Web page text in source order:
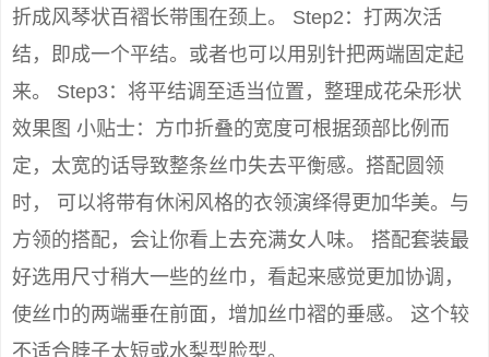
折成风琴状百褶长带围在颈上。 Step2：打两次活
结，即成一个平结。或者也可以用别针把两端固定起
来。 Step3：将平结调至适当位置，整理成花朵形状
效果图 小贴士：方巾折叠的宽度可根据颈部比例而
定，太宽的话导致整条丝巾失去平衡感。搭配圆领
时， 可以将带有休闲风格的衣领演绎得更加华美。与
方领的搭配，会让你看上去充满女人味。 搭配套装最
好选用尺寸稍大一些的丝巾，看起来感觉更加协调，
使丝巾的两端垂在前面，增加丝巾褶的垂感。 这个较
不适合脖子太短或水梨型脸型。